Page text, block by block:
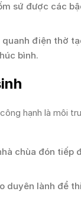
sứ được các
điện thờ
bình.
hạnh là môi
chùa đón tiếp
duyên lành để